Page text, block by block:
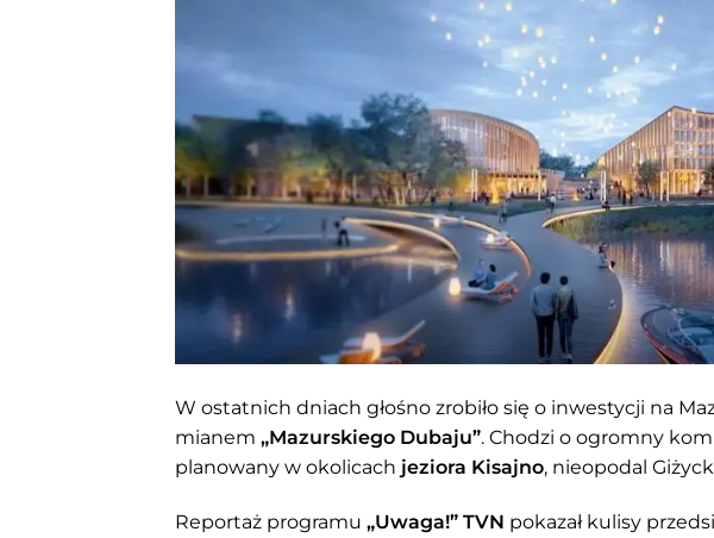
W ostatnich dniach głośno zrobiło się o inwestycji na
mianem „Mazurskiego Dubaju”. Chodzi o ogromny
planowany w okolicach jeziora Kisajno, nieopodal
Reportaż programu „Uwaga!” TVN pokazał kulisy